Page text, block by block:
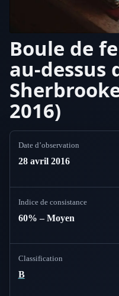
Boule de
au-dessus
2016)
Date d’observation
28 avril 2016
Indice de consistance
60% – Moyen
Classification
B